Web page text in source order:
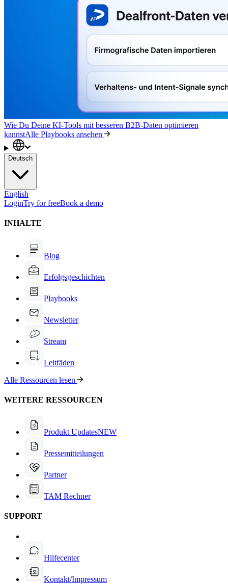
Wie Du Deine KI-Tools mit besseren B2B-Daten optimieren
kannstAlle Playbooks ansehen
Deutsch
English
LoginTry for freeBook a demo
INHALTE
Blog
Erfolgsgeschichten
Playbooks
Newsletter
Stream
Leitfäden
Alle Ressourcen lesen
WEITERE RESSOURCEN
Produkt UpdatesNEW
Pressemitteilungen
Partner
TAM Rechner
SUPPORT
Hilfecenter
Kontakt/Impressum